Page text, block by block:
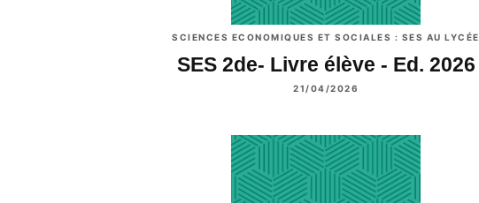
SCIENCES ECONOMIQUES ET SOCIALES : SES AU LYCÉE
SES 2de- Livre élève - Ed. 2026
21/04/2026